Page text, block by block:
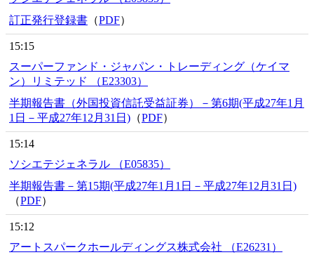
訂正発行登録書 （PDF）
15:15
スーパーファンド・ジャパン・トレーディング（ケイマ
ン）リミテッド （E23303）
半期報告書（外国投資信託受益証券）－第6期(平成27年1月
1日－平成27年12月31日) （PDF）
15:14
ソシエテジェネラル （E05835）
半期報告書－第15期(平成27年1月1日－平成27年12月31日)
（PDF）
15:12
アートスパークホールディングス株式会社 （E26231）